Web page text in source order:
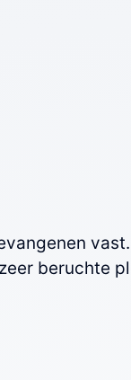
vast.
beruchte